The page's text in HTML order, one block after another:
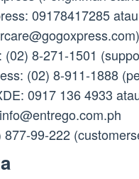
09178417285
(02) 8-271-1501 (
(02) 8-911-1888 (
0917 136 4933
info@entrego.com.ph
877-99-222 (